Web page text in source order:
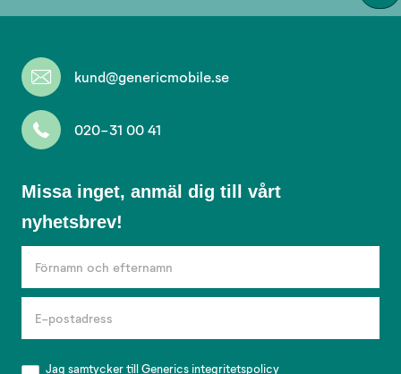
kund@genericmobile.se
020-31 00 41
anmäl
dig
till
vårt
nyhetsbrev!
Missa inget, anmäl dig till vårt
nyhetsbrev!
Jag samtycker till Genericsintegritetspolicy